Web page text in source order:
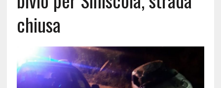
chiusa